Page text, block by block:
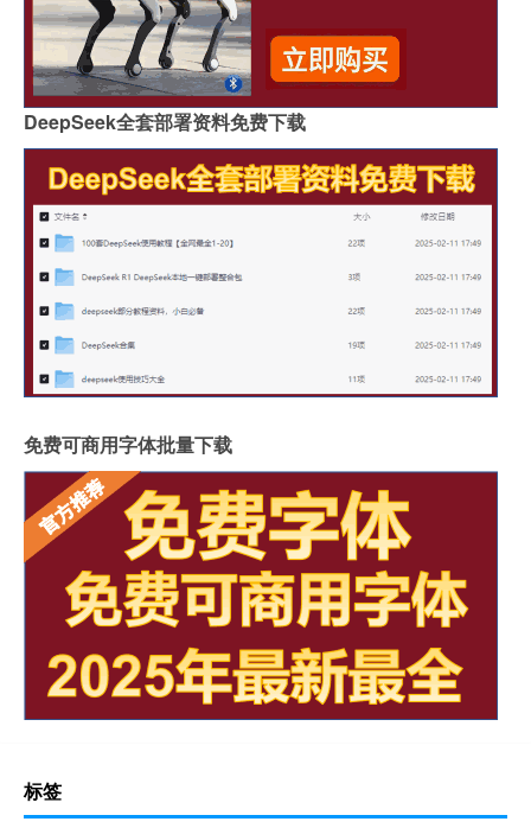
DeepSeek全套部署资料免费下载
免费可商用字体批量下载
标签